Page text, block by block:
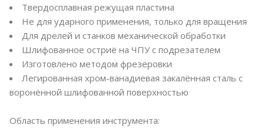
Твердосплавная режущая пластина
Не для ударного применения, только для вращения
Для дрелей и станков механической обработки
Шлифованное остриё на ЧПУ с подрезателем
Изготовлено методом фрезеровки
Легированная хром-ванадиевая закалённая сталь с
воронённой шлифованной поверхностью
Область применения инструмента: